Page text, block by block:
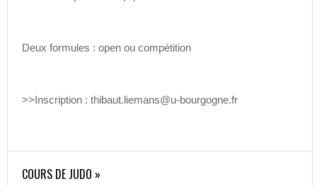
Deux formules : open ou compétition
>>Inscription : thibaut.liemans@u-bourgogne.fr
COURS DE JUDO »